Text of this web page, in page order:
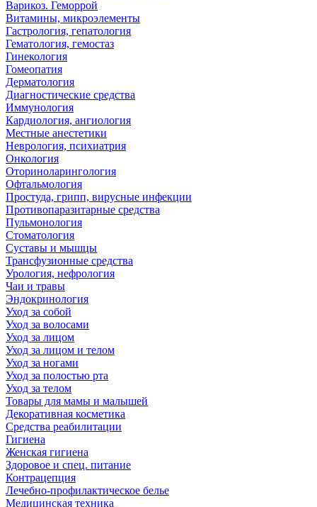
Варикоз. Геморрой
Витамины, микроэлементы
Гастрология, гепатология
Гематология, гемостаз
Гинекология
Гомеопатия
Дерматология
Диагностические средства
Иммунология
Кардиология, ангиология
Местные анестетики
Неврология, психиатрия
Онкология
Оториноларингология
Офтальмология
Простуда, грипп, вирусные инфекции
Противопаразитарные средства
Пульмонология
Стоматология
Суставы и мышцы
Трансфузионные средства
Урология, нефрология
Чаи и травы
Эндокринология
Уход за собой
Уход за волосами
Уход за лицом
Уход за лицом и телом
Уход за ногами
Уход за полостью рта
Уход за телом
Товары для мамы и малышей
Декоративная косметика
Средства реабилитации
Гигиена
Женская гигиена
Здоровое и спец. питание
Контрацепция
Лечебно-профилактическое белье
Медицинская техника